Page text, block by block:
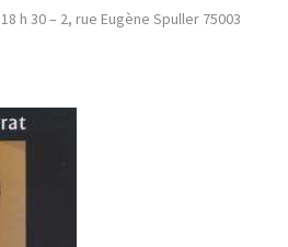
18 h 30 – 2, rue Eugène Spuller 75003